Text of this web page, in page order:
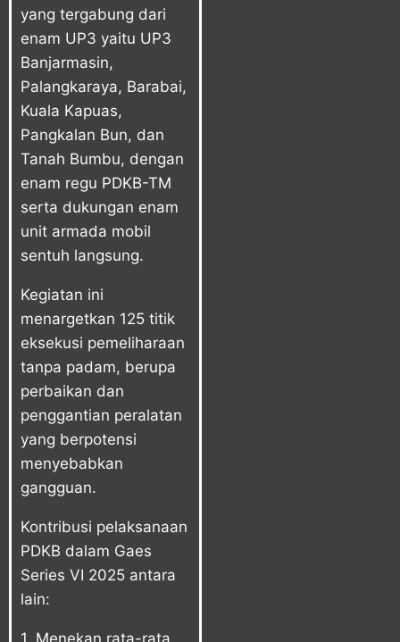
yang tergabung dari
enam UP3 yaitu UP3
Banjarmasin,
Palangkaraya, Barabai,
Kuala Kapuas,
Pangkalan Bun, dan
Tanah Bumbu, dengan
enam regu PDKB-TM
serta dukungan enam
unit armada mobil
sentuh langsung.
Kegiatan ini
menargetkan 125 titik
eksekusi pemeliharaan
tanpa padam, berupa
perbaikan dan
penggantian peralatan
yang berpotensi
menyebabkan
gangguan.
Kontribusi pelaksanaan
PDKB dalam Gaes
Series VI 2025 antara
lain:
1. Menekan rata-rata